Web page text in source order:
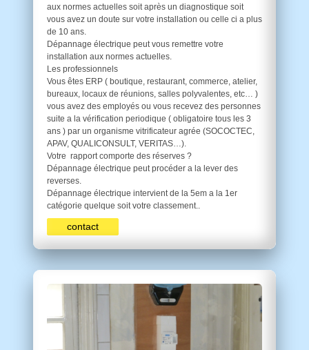
aux normes actuelles soit après un diagnostique soit
vous avez un doute sur votre installation ou celle ci a plus
de 10 ans.
Dépannage électrique peut vous remettre votre
installation aux normes actuelles.
Les professionnels
Vous êtes ERP ( boutique, restaurant, commerce, atelier,
bureaux, locaux de réunions, salles polyvalentes, etc… )
vous avez des employés ou vous recevez des personnes
suite a la vérification periodique ( obligatoire tous les 3
ans ) par un organisme vitrificateur agrée (SOCOCTEC,
APAV, QUALICONSULT, VERITAS…).
Votre rapport comporte des réserves ?
Dépannage électrique peut procéder a la lever des
reverses.
Dépannage électrique intervient de la 5em a la 1er
catégorie quelque soit votre classement..
contact